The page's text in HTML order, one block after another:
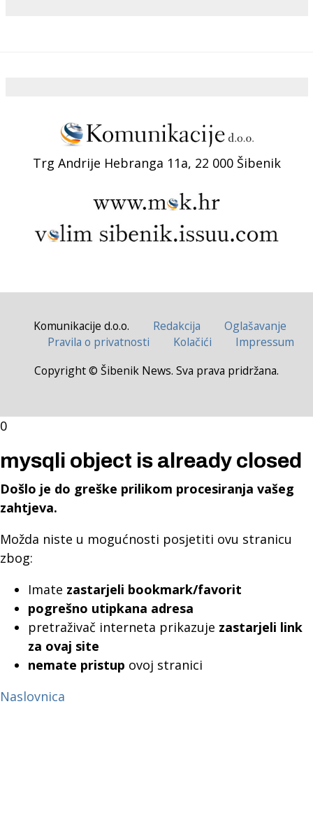
Trg Andrije Hebranga 11a, 22 000 Šibenik
Komunikacije d.o.o. Redakcija
Oglašavanje
Pravila o privatnosti
Kolačići
Impressum
Copyright © Šibenik News. Sva prava pridržana.
0
mysqli object is already closed
Došlo je do greške prilikom procesiranja vašeg
zahtjeva.
Možda niste u mogućnosti posjetiti ovu stranicu
zbog:
Imate zastarjeli bookmark/favorit
pogrešno utipkana adresa
pretraživač interneta prikazuje zastarjeli link
za ovaj site
nemate pristup ovoj stranici
Naslovnica